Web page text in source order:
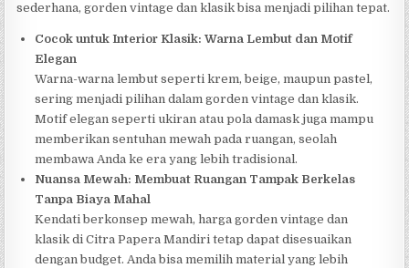
sederhana, gorden vintage dan klasik bisa menjadi pilihan tepat.
Cocok untuk Interior Klasik: Warna Lembut dan Motif
Elegan
Warna-warna lembut seperti krem, beige, maupun pastel,
sering menjadi pilihan dalam gorden vintage dan klasik.
Motif elegan seperti ukiran atau pola damask juga mampu
memberikan sentuhan mewah pada ruangan, seolah
membawa Anda ke era yang lebih tradisional.
Nuansa Mewah: Membuat Ruangan Tampak Berkelas
Tanpa Biaya Mahal
Kendati berkonsep mewah, harga gorden vintage dan
klasik di Citra Papera Mandiri tetap dapat disesuaikan
dengan budget. Anda bisa memilih material yang lebih